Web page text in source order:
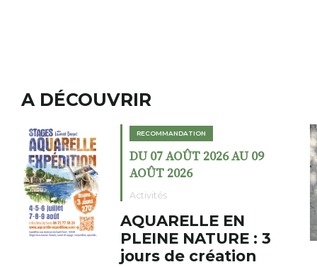
A DÉCOUVRIR
RECOMMANDATION
DU 07 AOÛT 2026 AU 09
AOÛT 2026
Activités
AQUARELLE EN
PLEINE NATURE : 3
jours de création